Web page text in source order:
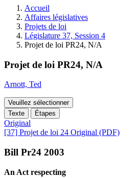
l'Assemblée
législative.
Accueil
Affaires législatives
Projets de loi
Législature 37, Session 4
Projet de loi PR24, N/A
Projet de loi PR24, N/A
Arnott, Ted
Veuillez sélectionner
Texte
Étapes
Original
[37] Projet de loi 24 Original (PDF)
Bill Pr24 2003
An Act respecting